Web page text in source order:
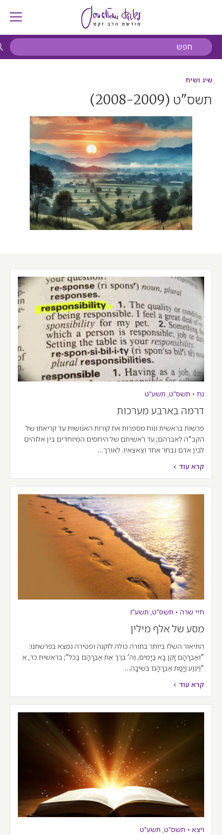
שיג ושיח
תשס"ט (2008-2009)
נח • תשס"ט, תשע"ט
דרמה בארבע מערכות
פרשות בראשית ונוח מספרות את קורות האנושות עד קריאתו של
הקב"ה לאברהם; עד ראשיתם של היחסים המיוחדים בין אלוהים
לבין אדם נבחר אחד וצאצאיו. לאורך…
קרא עוד >
חיי שרה • תשס"ט, תשע"ז
מסע של אלף מילין
התיאור השלֵו ביותר בתורה כולה לזִקנה ופטירה נמצא בפרשתנו:
"וְאַבְרָהָם זָקֵן בָּא בַּיָּמִים, וַה' בֵּרַךְ אֶת אַבְרָהָם בַּכֹּל"; בראשית כד, א
"וַיִּגְוַע וַיָּמָת אַבְרָהָם בְּשֵׂיבָה…
קרא עוד >
ויצא • תשס"ט, תשע"ט